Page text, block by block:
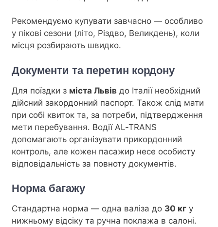
Рекомендуємо купувати завчасно — особливо
у пікові сезони (літо, Різдво, Великдень), коли
місця розбирають швидко.
Документи та перетин кордону
Для поїздки з міста Львів до Італії необхідний
дійсний закордонний паспорт. Також слід мати
при собі квиток та, за потреби, підтвердження
мети перебування. Водії AL-TRANS
допомагають організувати прикордонний
контроль, але кожен пасажир несе особисту
відповідальність за повноту документів.
Норма багажу
Стандартна норма — одна валіза до 30 кг у
нижньому відсіку та ручна поклажа в салоні.